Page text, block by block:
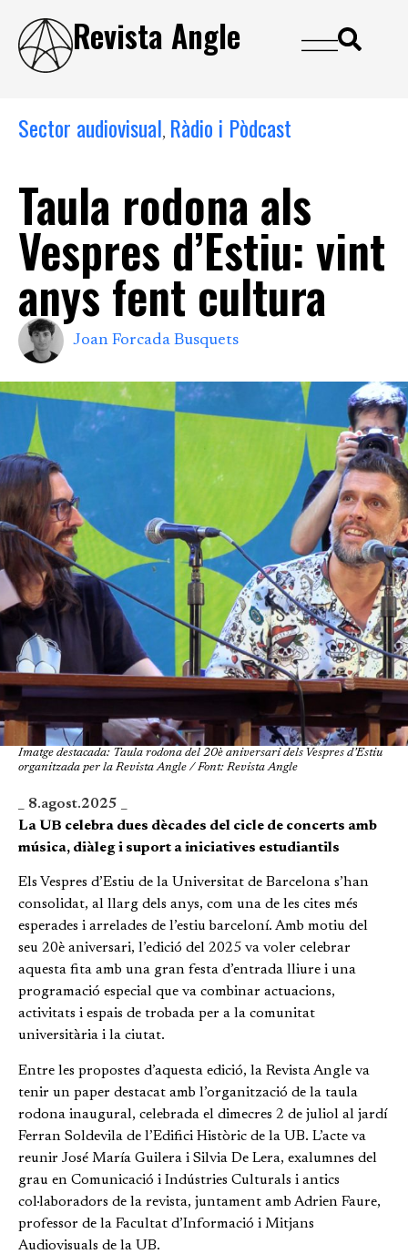
Revista Angle
Sector audiovisual, Ràdio i Pòdcast
Taula rodona als
Vespres d’Estiu: vint
anys fent cultura
Joan Forcada Busquets
Imatge destacada: Taula rodona del 20è aniversari dels Vespres d’Estiu
organitzada per la Revista Angle / Font: Revista Angle
_ 8.agost.2025 _
La UB celebra dues dècades del cicle de concerts amb
música, diàleg i suport a iniciatives estudiantils
Els Vespres d’Estiu de la Universitat de Barcelona s’han
consolidat, al llarg dels anys, com una de les cites més
esperades i arrelades de l’estiu barceloní. Amb motiu del
seu 20è aniversari, l’edició del 2025 va voler celebrar
aquesta fita amb una gran festa d’entrada lliure i una
programació especial que va combinar actuacions,
activitats i espais de trobada per a la comunitat
universitària i la ciutat.
Entre les propostes d’aquesta edició, la Revista Angle va
tenir un paper destacat amb l’organització de la taula
rodona inaugural, celebrada el dimecres 2 de juliol al jardí
Ferran Soldevila de l’Edifici Històric de la UB. L’acte va
reunir José María Guilera i Silvia De Lera, exalumnes del
grau en Comunicació i Indústries Culturals i antics
col·laboradors de la revista, juntament amb Adrien Faure,
professor de la Facultat d’Informació i Mitjans
Audiovisuals de la UB.